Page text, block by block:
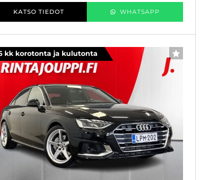
KATSO TIEDOT WHATSAPP
kk korotonta ja kulutonta SUOSIKKI